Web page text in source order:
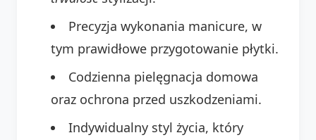
Precyzja wykonania manicure, w
tym prawidłowe przygotowanie płytki.
Codzienna pielęgnacja domowa
oraz ochrona przed uszkodzeniami.
Indywidualny styl życia, który